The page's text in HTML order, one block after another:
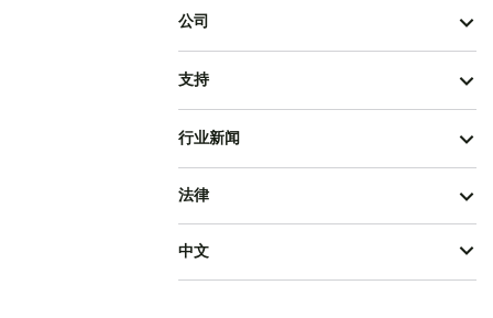
公司
支持
行业新闻
法律
中文